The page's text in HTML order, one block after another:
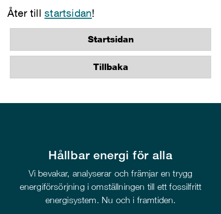
Åter tillstartsidan!
Startsidan
Tillbaka
Hållbar energi för alla
Vi bevakar, analyserar och främjar en trygg
energiförsörjning i omställningen till ett fossilfritt
energisystem. Nu och i framtiden.